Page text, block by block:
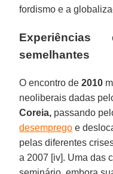
fordismo e a
Experiências
semelhantes
O encontro de2010
neoliberais dadas
Coreia, passando
desemprego e
pelas diferentes
a 2007 [iv]. Uma das